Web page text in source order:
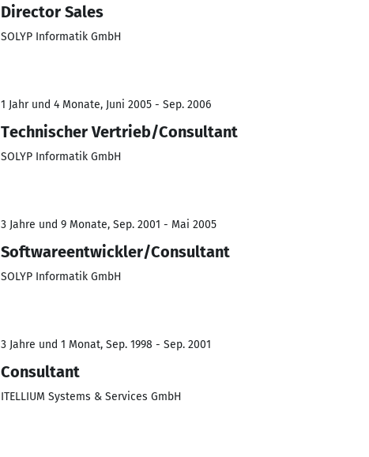
Director Sales
SOLYP Informatik GmbH
1 Jahr und 4 Monate, Juni 2005 - Sep. 2006
Technischer Vertrieb/Consultant
SOLYP Informatik GmbH
3 Jahre und 9 Monate, Sep. 2001 - Mai 2005
Softwareentwickler/Consultant
SOLYP Informatik GmbH
3 Jahre und 1 Monat, Sep. 1998 - Sep. 2001
Consultant
ITELLIUM Systems & Services GmbH